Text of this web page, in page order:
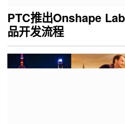
PTC推出Onshape
品开发流程